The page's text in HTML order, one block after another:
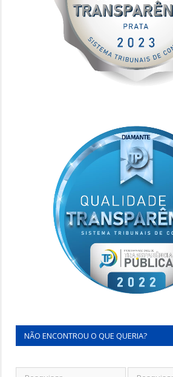
NÃO ENCONTROU O QUE QUERIA?